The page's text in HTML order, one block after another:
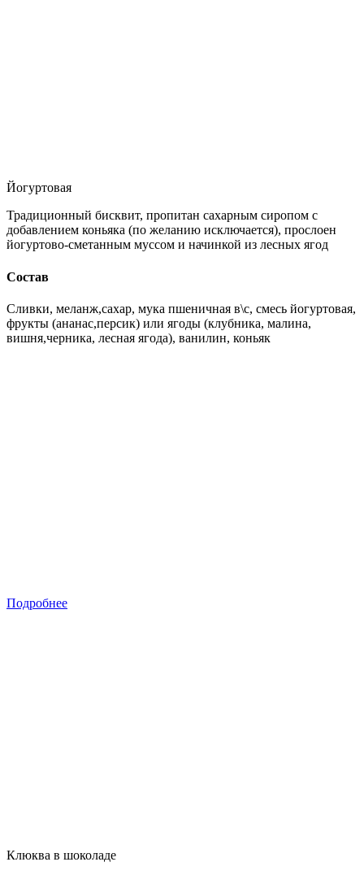
Йогуртовая
Традиционный бисквит, пропитан сахарным сиропом с
добавлением коньяка (по желанию исключается), прослоен
йогуртово-сметанным муссом и начинкой из лесных ягод
Состав
Сливки, меланж,сахар, мука пшеничная в\с, смесь йогуртовая,
фрукты (ананас,персик) или ягоды (клубника, малина,
вишня,черника, лесная ягода), ванилин, коньяк
Подробнее
Клюква в шоколаде